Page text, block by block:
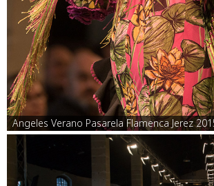
Angeles Verano Pasarela Flamenca Jerez